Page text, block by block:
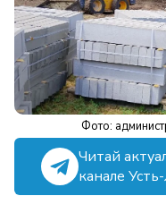
Фото:
Читай
канале